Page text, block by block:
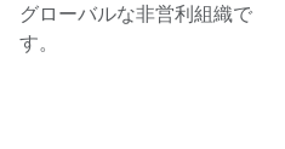
グローバルな非営利組織で
す。